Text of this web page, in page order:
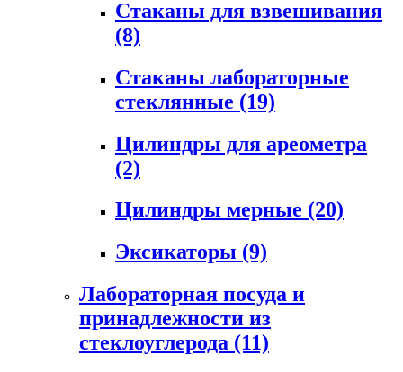
Стаканы для взвешивания
(8)
Стаканы лабораторные
стеклянные (19)
Цилиндры для ареометра
(2)
Цилиндры мерные (20)
Эксикаторы (9)
Лабораторная посуда и
принадлежности из
стеклоуглерода (11)